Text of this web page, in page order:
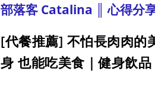
部落客 Catalina ║ 心得分
[代餐推薦] 不怕長肉肉的
身 也能吃美食｜健身飲